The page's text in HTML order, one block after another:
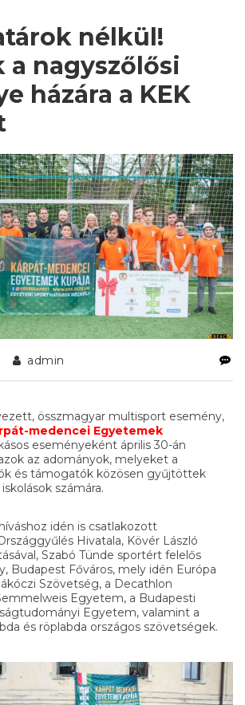
nélkül!
a nagyszőlősi
házára a KEK
admin
összmagyar multisport esemény,
medencei Egyetemek
eseményeként április 30-án
az adományok, melyeket a
és támogatók közösen gyűjtöttek
számára.
idén is csatlakozott
Hivatala, Kövér László
Szabó Tünde sportért felelős
Budapest Főváros, mely idén Európa
Szövetség, a Decathlon
Egyetem, a Budapesti
Egyetem, valamint a
és röplabda országos szövetségek.